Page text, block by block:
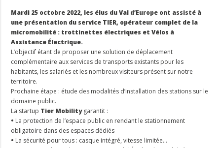
Mardi 25 octobre 2022, les élus du Val d’Europe ont assisté à
une présentation du service TIER, opérateur complet de la
micromobilité : trottinettes électriques et Vélos à
Assistance Électrique.
L’objectif étant de proposer une solution de déplacement
complémentaire aux services de transports existants pour les
habitants, les salariés et les nombreux visiteurs présent sur notre
territoire.
Prochaine étape : étude des modalités d’installation des stations sur le
domaine public.
La startup Tier Mobilitygarantit :
• La protection de l’espace public en rendant le stationnement
obligatoire dans des espaces dédiés
• La sécurité pour tous : casque intégré, vitesse limitée…